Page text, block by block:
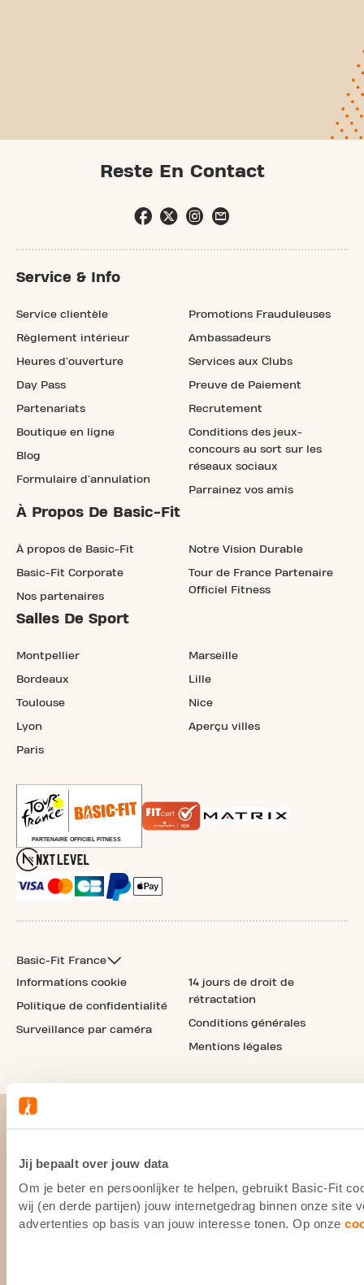
Jij bepaalt over jouw data
Om je beter en persoonlijker te helpen, gebruikt Basic-Fit
wij (en derde partijen) jouw internetgedrag binnen onze site
advertenties op basis van jouw interesse tonen. Op onze
Reste En Contact
Service & Info
Service clientèle
Règlement intérieur
Heures d'ouverture
Day Pass
Partenariats
Boutique en ligne
Blog
Formulaire d'annulation
Promotions Frauduleuses
Ambassadeurs
Services aux Clubs
Preuve de Paiement
Recrutement
Conditions des jeux-
concours au sort sur les
réseaux sociaux
Parrainez vos amis
À Propos De Basic-Fit
À propos de Basic-Fit
Basic-Fit Corporate
Nos partenaires
Notre Vision Durable
Tour de France Partenaire
Officiel Fitness
Salles De Sport
Montpellier
Bordeaux
Toulouse
Lyon
Paris
Marseille
Lille
Nice
Aperçu villes
Basic-Fit France
Informations cookie
Politique de confidentialité
Surveillance par caméra
14 jours de droit de
rétractation
Conditions générales
Mentions légales